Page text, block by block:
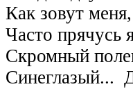
Как зовут
Часто прячусь
Скромный
Синеглазый...